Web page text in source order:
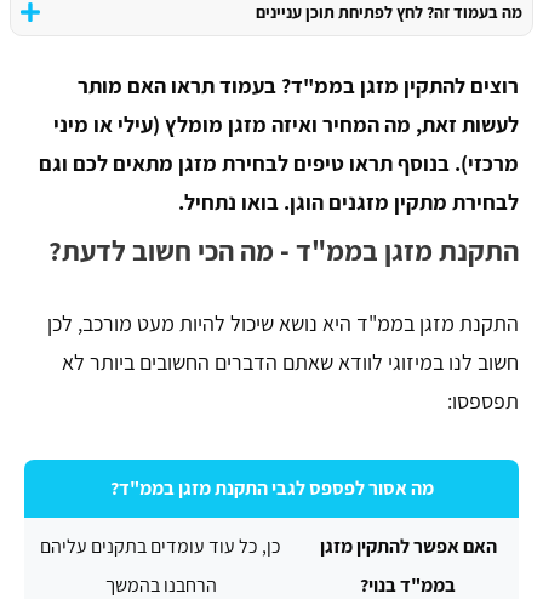
מה בעמוד זה? לחץ לפתיחת תוכן עניינים
רוצים להתקין מזגן בממ"ד? בעמוד תראו האם מותר
לעשות זאת, מה המחיר ואיזה מזגן מומלץ (עילי או מיני
מרכזי). בנוסף תראו טיפים לבחירת מזגן מתאים לכם וגם
לבחירת מתקין מזגנים הוגן. בואו נתחיל.
התקנת מזגן בממ"ד - מה הכי חשוב לדעת?
התקנת מזגן בממ"ד היא נושא שיכול להיות מעט מורכב, לכן
חשוב לנו במיזוגי לוודא שאתם הדברים החשובים ביותר לא
תפספסו:
מה אסור לפספס לגבי התקנת מזגן בממ"ד?
האם אפשר להתקין מזגן
בממ"ד בנוי?
כן, כל עוד עומדים בתקנים עליהם
הרחבנו בהמשך